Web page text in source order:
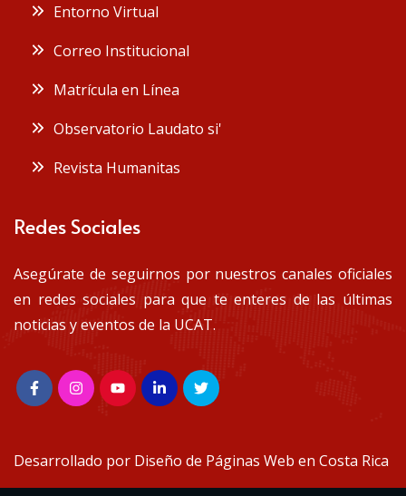
Entorno Virtual
Correo Institucional
Matrícula en Línea
Observatorio Laudato si'
Revista Humanitas
Redes Sociales
Asegúrate de seguirnos por nuestros canales oficiales
en redes sociales para que te enteres de las últimas
noticias y eventos de la UCAT.
Desarrollado por Diseño de Páginas Web en Costa Rica